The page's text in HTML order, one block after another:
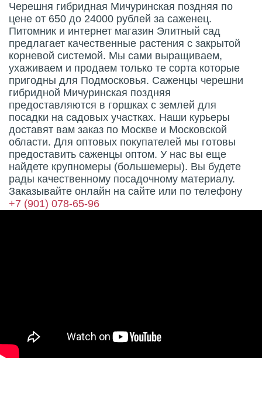
Черешня гибридная Мичуринская поздняя по
цене от 650 до 24000 рублей за саженец.
Питомник и интернет магазин Элитный сад
предлагает качественные растения с закрытой
корневой системой. Мы сами выращиваем,
ухаживаем и продаем только те сорта которые
пригодны для Подмосковья. Саженцы черешни
гибридной Мичуринская поздняя
предоставляются в горшках с землей для
посадки на садовых участках. Наши курьеры
доставят вам заказ по Москве и Московской
области. Для оптовых покупателей мы готовы
предоставить саженцы оптом. У нас вы еще
найдете крупномеры (большемеры). Вы будете
рады качественному посадочному материалу.
Заказывайте онлайн на сайте или по телефону
+7 (901) 078-65-96